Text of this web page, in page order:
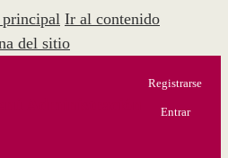
principal Ir al contenido
del sitio
Registrarse
Entrar